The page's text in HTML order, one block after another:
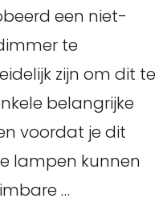
een niet-
te
zijn om dit te
belangrijke
voordat je dit
lampen kunnen
…